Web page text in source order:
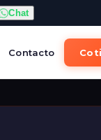
Chat
Contacto